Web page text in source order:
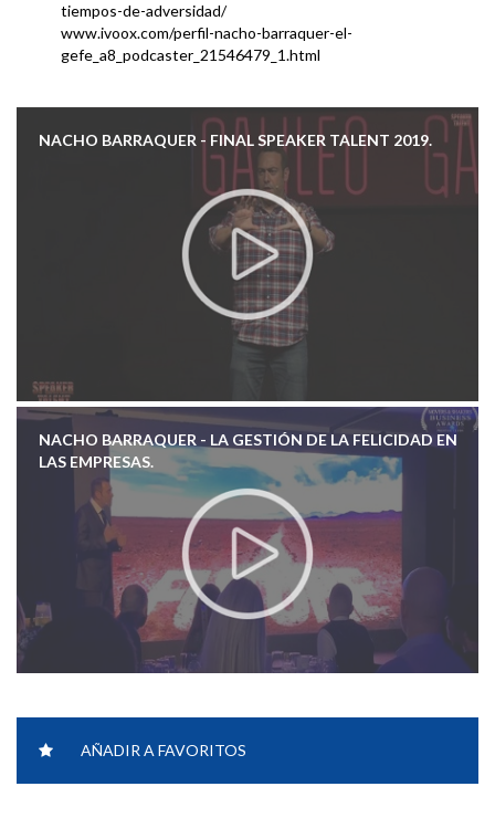
tiempos-de-adversidad/
www.ivoox.com/perfil-nacho-barraquer-el-
gefe_a8_podcaster_21546479_1.html
NACHO BARRAQUER - FINAL SPEAKER TALENT 2019.
NACHO BARRAQUER - LA GESTIÓN DE LA FELICIDAD EN
LAS EMPRESAS.
NACHO BARRAQUER - DISCURSO MOTIVACIONAL Y
EMOCIONAL.
AÑADIR A FAVORITOS